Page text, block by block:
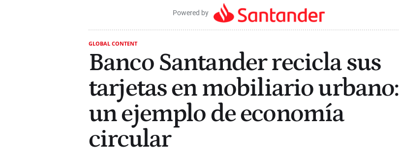
Powered by
GLOBAL CONTENT
Banco Santander recicla sus
tarjetas en mobiliario urbano:
un ejemplo de economía
circular